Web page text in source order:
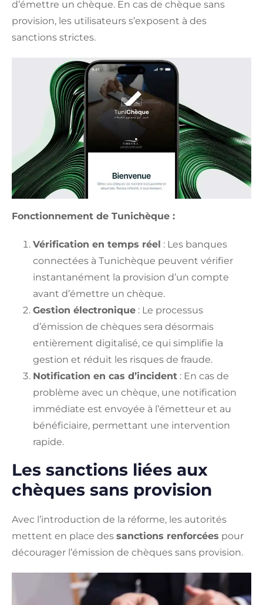
d’émettre un chèque. En cas de chèque sans
provision, les utilisateurs s’exposent à des
sanctions strictes.
Fonctionnement de Tunichèque :
Vérification en temps réel : Les banques
connectées à Tunichèque peuvent vérifier
instantanément la provision d’un compte
avant d’émettre un chèque.
Gestion électronique : Le processus
d’émission de chèques sera désormais
entièrement digitalisé, ce qui simplifie la
gestion et réduit les risques de fraude.
Notification en cas d’incident : En cas de
problème avec un chèque, une notification
immédiate est envoyée à l’émetteur et au
bénéficiaire, permettant une intervention
rapide.
Les sanctions liées aux
chèques sans provision
Avec l’introduction de la réforme, les autorités
mettent en place des sanctions renforcées pour
décourager l’émission de chèques sans provision.